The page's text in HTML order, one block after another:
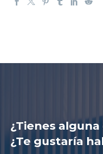
¿Tienes alguna
¿Te gustaría